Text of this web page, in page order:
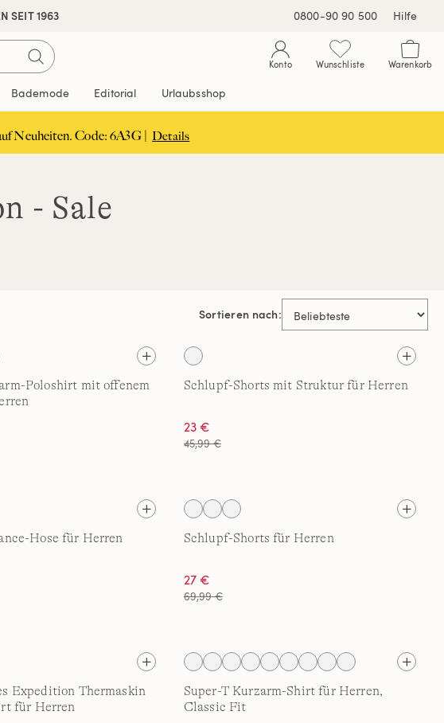
SEIT 1963 0800-90 90 500 Hilfe
Konto Wunschliste Warenkorb
Bademode Editorial Urlaubsshop
Neuheiten. Code: 6A3G | Details
- Sale
Sortieren nach:
Poloshirt mit offenem
Schlupf-Shorts mit Struktur für Herren
23 €
45,99 €
Hose für Herren Schlupf-Shorts für Herren
27 €
69,99 €
Expedition Thermaskin
für Herren
Super-T Kurzarm-Shirt für Herren,
Classic Fit